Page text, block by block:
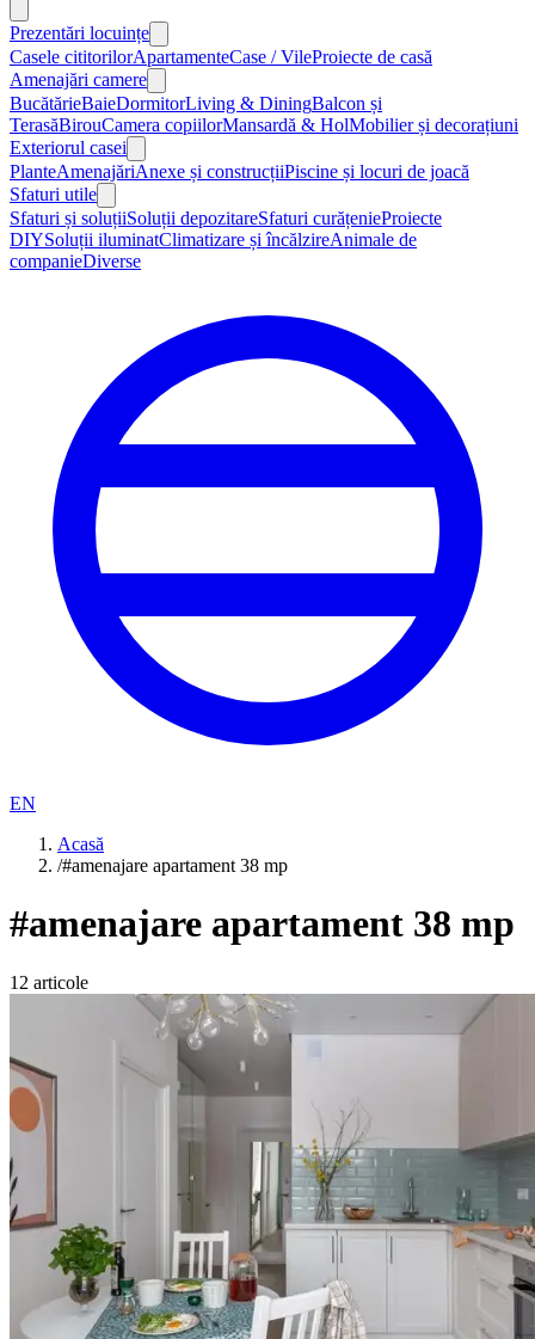
Prezentări locuințe
Casele cititorilorApartamenteCase / VileProiecte de casă
Amenajări camere
BucătărieBaieDormitorLiving & DiningBalcon și
TerasăBirouCamera copiilorMansardă & HolMobilier și decorațiuni
Exteriorul casei
PlanteAmenajăriAnexe și construcțiiPiscine și locuri de joacă
Sfaturi utile
Sfaturi și soluțiiSoluții depozitareSfaturi curățenieProiecte
DIYSoluții iluminatClimatizare și încălzireAnimale de
companieDiverse
EN
Acasă
/#amenajare apartament 38 mp
#amenajare apartament 38 mp
12 articole